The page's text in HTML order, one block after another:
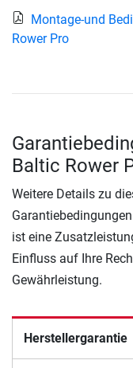
Montage-und
Rower Pro
Baltic Rower
Weitere Details zu
ist eine
Einfluss auf Ihre
Gewährleistung.
Herstellergarantie